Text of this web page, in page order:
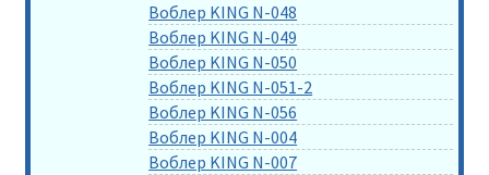
Воблер KING N-048
Воблер KING N-049
Воблер KING N-050
Воблер KING N-051-2
Воблер KING N-056
Воблер KING N-004
Воблер KING N-007